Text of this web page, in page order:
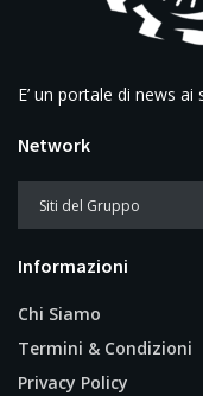
E’ un portale di news
Network
Informazioni
Chi Siamo
Termini & Condizioni
Privacy Policy